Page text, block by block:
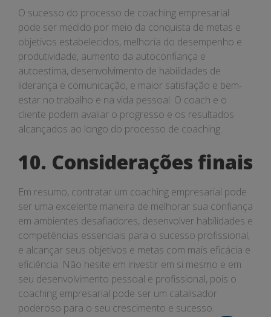
O sucesso do processo de coaching empresarial
pode ser medido por meio da conquista de metas e
objetivos estabelecidos, melhoria do desempenho e
produtividade, aumento da autoconfiança e
autoestima, desenvolvimento de habilidades de
liderança e comunicação, e maior satisfação e bem-
estar no trabalho e na vida pessoal. O coach e o
cliente podem avaliar o progresso e os resultados
alcançados ao longo do processo de coaching.
10. Considerações finais
Em resumo, contratar um coaching empresarial pode
ser uma excelente maneira de melhorar sua confiança
em ambientes desafiadores, desenvolver habilidades e
competências essenciais para o sucesso profissional,
e alcançar seus objetivos e metas com mais eficácia e
eficiência. Não hesite em investir em si mesmo e em
seu desenvolvimento pessoal e profissional, pois o
coaching empresarial pode ser um catalisador
poderoso para o seu crescimento e sucesso.